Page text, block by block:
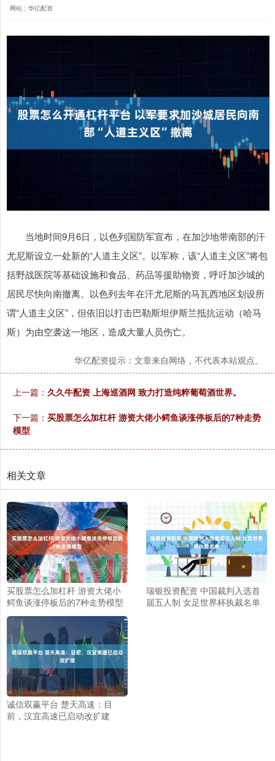
网站：华亿配资
当地时间9月6日，以色列国防军宣布，在加沙地带南部的汗
尤尼斯设立一处新的“人道主义区”。以军称，该“人道主义区”将包
括野战医院等基础设施和食品、药品等援助物资，呼吁加沙城的
居民尽快向南撤离。以色列去年在汗尤尼斯的马瓦西地区划设所
谓“人道主义区”，但依旧以打击巴勒斯坦伊斯兰抵抗运动（哈马
斯）为由空袭这一地区，造成大量人员伤亡。
华亿配资提示：文章来自网络，不代表本站观点。
上一篇： 久久牛配资 上海巡酒网 致力打造纯粹葡萄酒世界。
下一篇： 买股票怎么加杠杆 游资大佬小鳄鱼谈涨停板后的7种走势
模型
相关文章
买股票怎么加杠杆 游资大佬小
鳄鱼谈涨停板后的7种走势模型
瑞银投资配资 中国裁判入选首
届五人制 女足世界杯执裁名单
诚信双赢平台 楚天高速：目
前，汉宜高速已启动改扩建